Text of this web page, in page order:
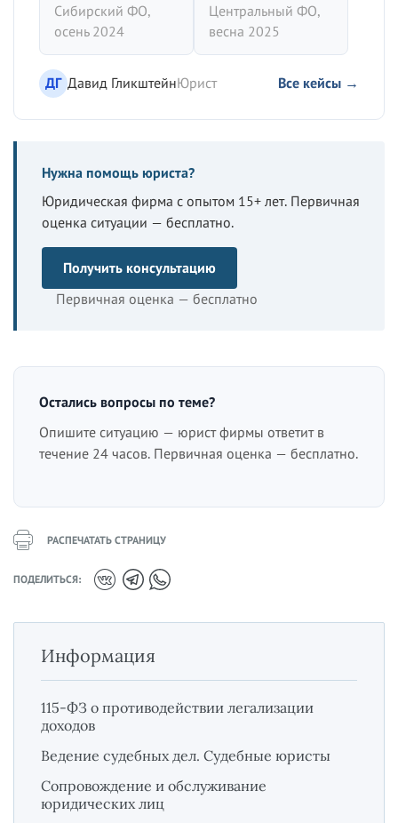
Сибирский ФО,
осень 2024
Центральный ФО,
весна 2025
ДГ Давид ГликштейнЮрист Все кейсы →
Нужна помощь юриста?
Юридическая фирма с опытом 15+ лет. Первичная
оценка ситуации — бесплатно.
Получить консультацию
Первичная оценка — бесплатно
Остались вопросы по теме?
Опишите ситуацию — юрист фирмы ответит в
течение 24 часов. Первичная оценка — бесплатно.
РАСПЕЧАТАТЬ СТРАНИЦУ
ПОДЕЛИТЬСЯ:
Информация
115-ФЗ о противодействии легализации
доходов
Ведение судебных дел. Судебные юристы
Сопровождение и обслуживание
юридических лиц